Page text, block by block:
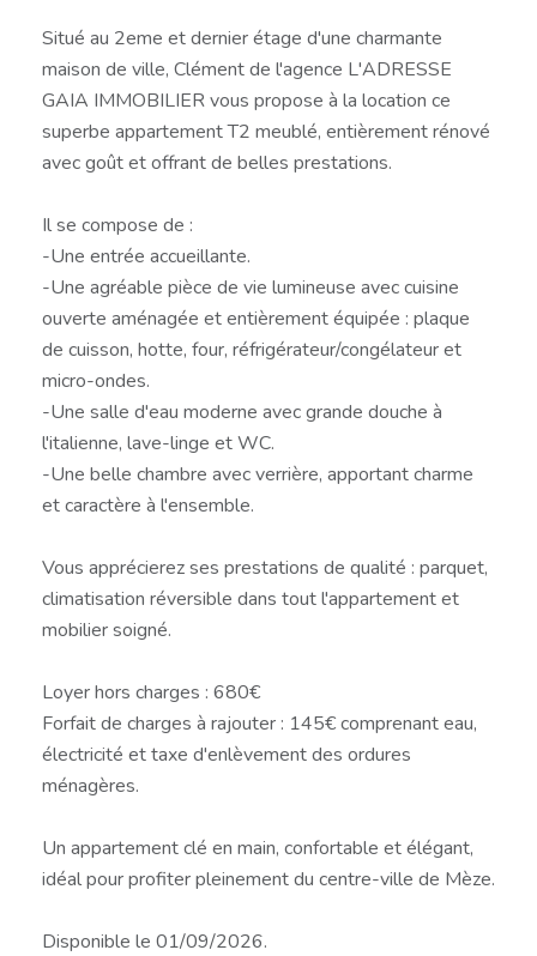
Situé au 2eme et dernier étage d'une charmante
maison de ville, Clément de l'agence L'ADRESSE
GAIA IMMOBILIER vous propose à la location ce
superbe appartement T2 meublé, entièrement rénové
avec goût et offrant de belles prestations.
Il se compose de :
-Une entrée accueillante.
-Une agréable pièce de vie lumineuse avec cuisine
ouverte aménagée et entièrement équipée : plaque
de cuisson, hotte, four, réfrigérateur/congélateur et
micro-ondes.
-Une salle d'eau moderne avec grande douche à
l'italienne, lave-linge et WC.
-Une belle chambre avec verrière, apportant charme
et caractère à l'ensemble.
Vous apprécierez ses prestations de qualité : parquet,
climatisation réversible dans tout l'appartement et
mobilier soigné.
Loyer hors charges : 680€
Forfait de charges à rajouter : 145€ comprenant eau,
électricité et taxe d'enlèvement des ordures
ménagères.
Un appartement clé en main, confortable et élégant,
idéal pour profiter pleinement du centre-ville de Mèze.
Disponible le 01/09/2026.